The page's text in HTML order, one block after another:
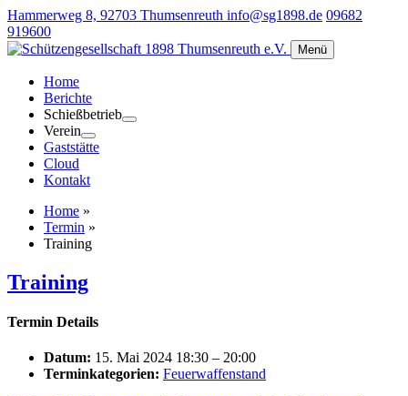
Hammerweg 8, 92703 Thumsenreuth info@sg1898.de 09682
919600
Menü
Home
Berichte
Schießbetrieb
Verein
Gaststätte
Cloud
Kontakt
Home »
Termin »
Training
Training
Termin Details
Datum: 15. Mai 2024 18:30 – 20:00
Terminkategorien: Feuerwaffenstand